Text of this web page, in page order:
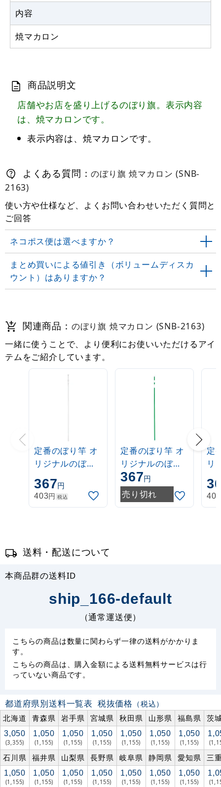
カゴへ
内容
焼マカロン
商品説明文
店舗やお店を盛り上げるのぼり旗。表示内容
は、焼マカロンです。
表示内容は、焼マカロンです。
よくある質問：のぼり旗 焼マカロン (SNB-
2163)
使い方や仕様など、よくお問い合わせいただく質問と
ご回答
ネコポス便は選べますか？
まとめ買いによる値引き（ボリュームディスカ
ウント）はありますか？
関連商品： のぼり旗 焼マカロン (SNB-2163)
一緒に使うことで、より便利にお使いいただけるアイ
テムをご紹介しています。
定番のぼり竿 オ
リジナルのぼり
ポール 1.6～3m
伸縮式 白
(30537***)
367円
403円 税込
定番のぼり竿 オ
リジナルのぼり
ポール 1.6～3m
伸縮式 緑
(30537GRN)
367円
売り切れ
定
リ
ポ
伸
403
送料・配送について
本商品群の送料ID
ship_166-default
（通常運送便）
こちらの商品は数量に関わらず一律の送料がかかりま
す。
こちらの商品は、購入金額による送料無料サービスは行
っていない商品です。
都道府県別送料一覧表 税抜価格 （税込）
北海道
青森県 岩手県 宮城県 秋田県 山形県 福島県 茨
3,050
(3,355)
1,050
(1,155)
1,050
(1,155)
1,050
(1,155)
1,050
(1,155)
1,050
(1,155)
1,050
(1,155)
石川県 福井県 山梨県 長野県 岐阜県 静岡県 愛知県 三
1,050
(1,155)
1,050
(1,155)
1,050
(1,155)
1,050
(1,155)
1,050
(1,155)
1,050
(1,155)
1,050
(1,155)